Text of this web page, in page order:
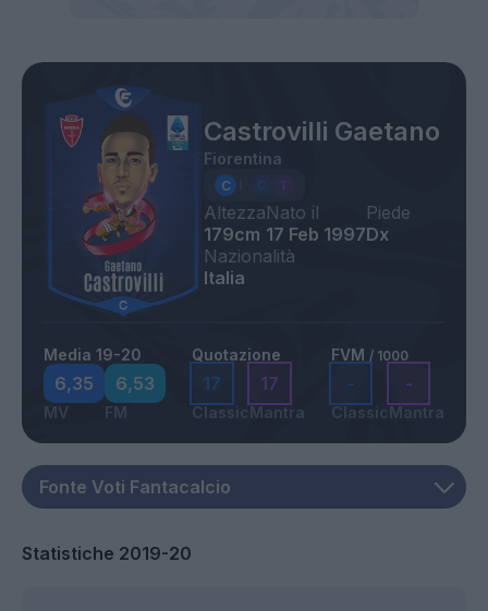
Castrovilli Gaetano
Fiorentina
Altezza
179cm
Nato il
17 Feb 1997
Piede
Dx
Nazionalità
Italia
Media 19-20
6,35
MV
6,53
FM
Quotazione
17
Classic
17
Mantra
FVM / 1000
-
Classic
-
Mantra
Statistiche 2019-20